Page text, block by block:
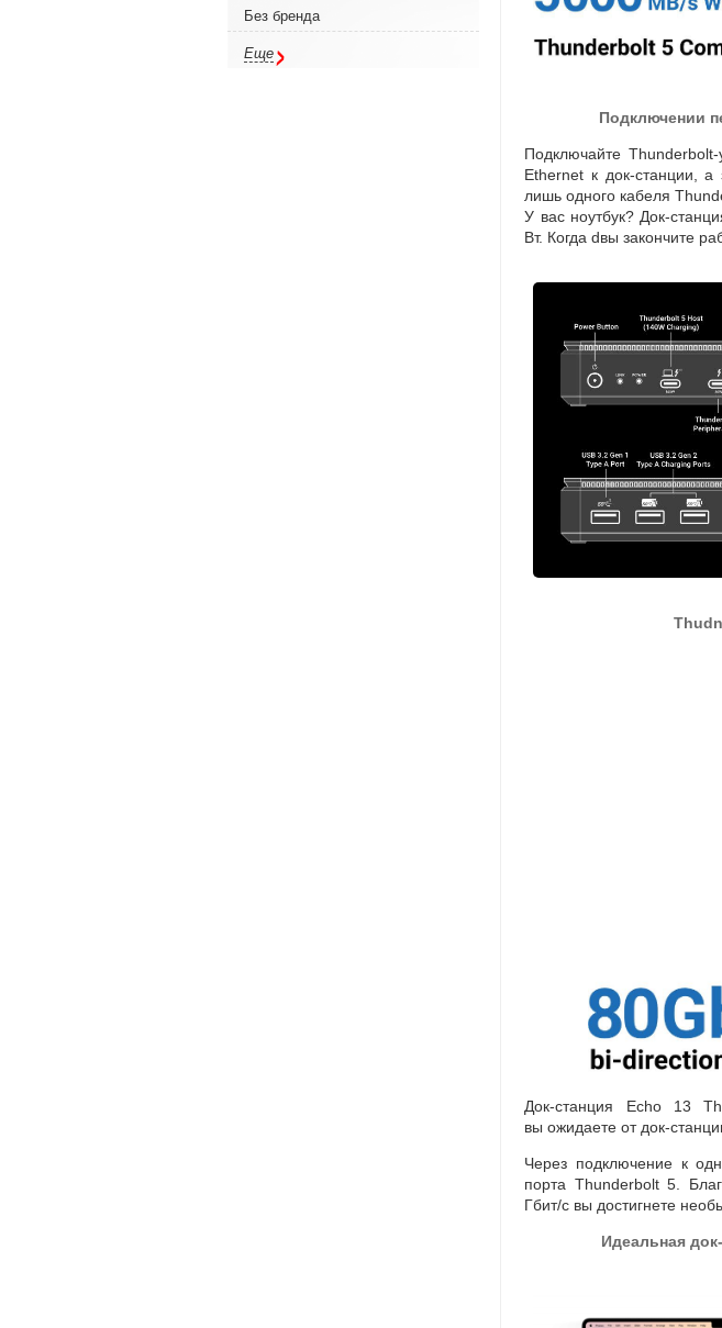
Без бренда
Еще
Подключении
Подключайте Thunderbolt-
Ethernet к док-станции , а
лишь одного кабеля
У вас ноутбук? Док-
Вт. Когда dвы закончите
Док-станция Echo 13
вы ожидаетеот док-
Через подключение к
порта Thunderbolt 5.
Гбит/с вы достигнете
Идеальная